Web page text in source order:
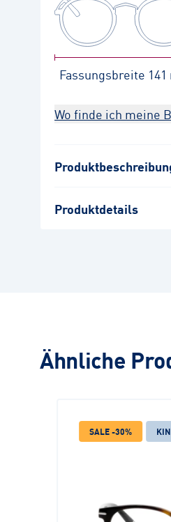
Fassungsbreite
Wo finde ich meine
Produktdetails
Ähnliche
SALE -30%